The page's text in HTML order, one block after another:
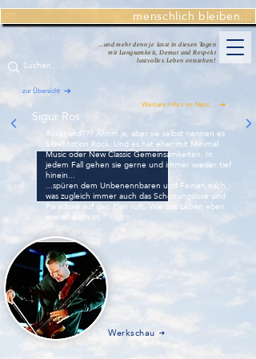
menschlich bleiben...
...und mehr denn je lasst in diesen Tagen
mit Langsamkeit, Demut und Respekt
lustvolles Leben entstehen!
zur Übersicht
Rockband??? Ähhm ja, aber sie selbst nennen es
SlowMotion Rock. Und es hat eher mit Minimal
Music oder New Classic Gemeinsamkeiten. In
jedem Fall gehen sie gerne und immer wieder tief
hinein...
...spüren dem Unbenennbaren und Feinen nach,
was zugleich immer auch das Schonungslose und
Paradoxe auf den Plan ruft. Wie das Leben eben
immer auch ist.
Sigur Ros
Weitere Infos im Netz...
Werkschau